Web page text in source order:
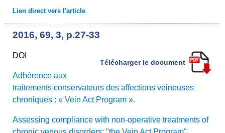
Lien direct vers l'article
2016, 69, 3, p.27-33
DOI
Télécharger le document
Adhérence aux
traitements conservateurs des affections veineuses
chroniques : « Vein Act Program ».
Assessing compliance with non-operative treatments of